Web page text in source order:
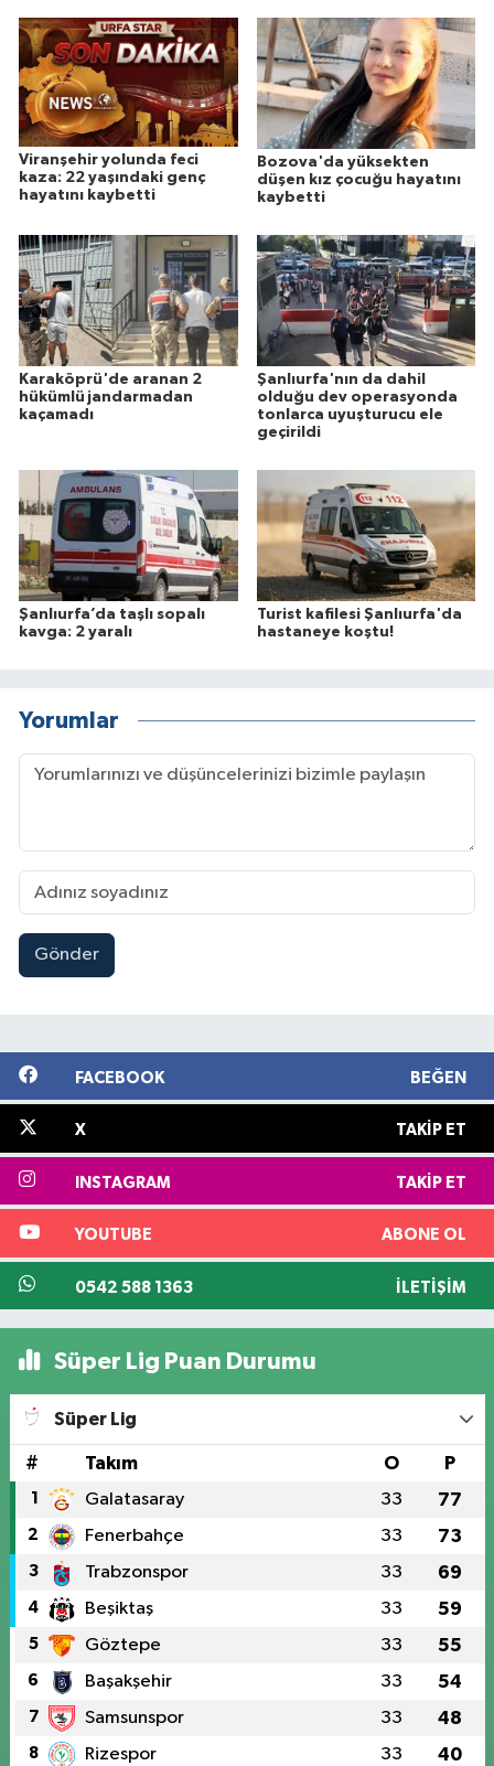
Viranşehir yolunda feci
kaza: 22 yaşındaki genç
hayatını kaybetti
Bozova'da yüksekten
düşen kız çocuğu hayatını
kaybetti
Karaköprü'de aranan 2
hükümlü jandarmadan
kaçamadı
Şanlıurfa'nın da dahil
olduğu dev operasyonda
tonlarca uyuşturucu ele
geçirildi
Şanlıurfa’da taşlı sopalı
kavga: 2 yaralı
Turist kafilesi Şanlıurfa'da
hastaneye koştu!
Yorumlar
Gönder
FACEBOOK BEĞEN
X TAKIP ET
INSTAGRAM TAKIP ET
YOUTUBE ABONE OL
0542 588 1363 İLETIŞIM
Süper Lig Puan Durumu
Süper Lig
# Takım O P
1 Galatasaray 33 77
2 Fenerbahçe 33 73
3 Trabzonspor 33 69
4 Beşiktaş 33 59
5 Göztepe 33 55
6 Başakşehir 33 54
7 Samsunspor 33 48
8 Rizespor 33 40